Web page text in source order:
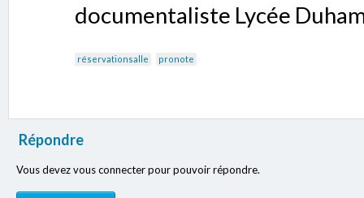
documentaliste Lycée
réservationsalle pronote
Répondre
Vous devez vous connecter pour pouvoir répondre.